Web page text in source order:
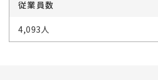
従業員数
4,093人